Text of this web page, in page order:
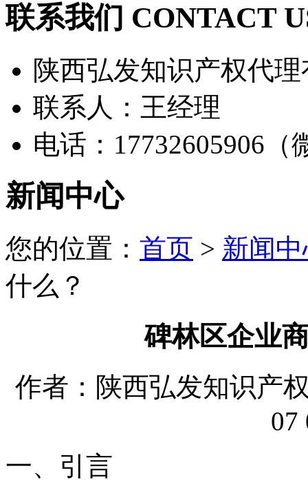
联系我们 CONTACT
陕西弘发知识产权代
联系人：王经理
电话：17732605906（
新闻中心
您的位置： 首页 > 新闻
什么？
碑林区企业
作者：陕西弘发知识产
07
一、引言